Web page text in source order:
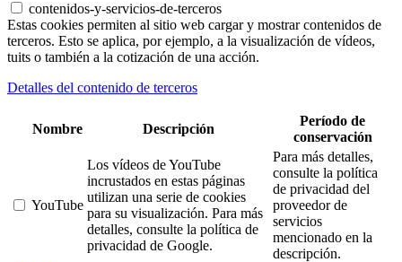
contenidos-y-servicios-de-terceros
Estas cookies permiten al sitio web cargar y mostrar contenidos de
terceros. Esto se aplica, por ejemplo, a la visualización de vídeos,
tuits o también a la cotización de una acción.
Detalles del contenido de terceros
Nombre Descripción
Período de
conservación
YouTube
Los vídeos de YouTube
incrustados en estas páginas
utilizan una serie de cookies
para su visualización. Para más
detalles, consulte la política de
privacidad de Google.
Para más detalles,
consulte la política
de privacidad del
proveedor de
servicios
mencionado en la
descripción.